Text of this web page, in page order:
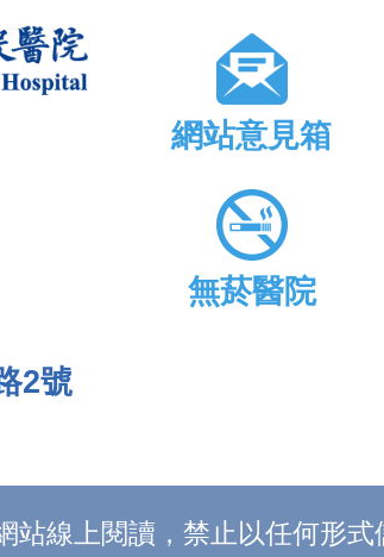
2號
網站意見箱
無菸醫院
線上閱讀，禁止以任何形式